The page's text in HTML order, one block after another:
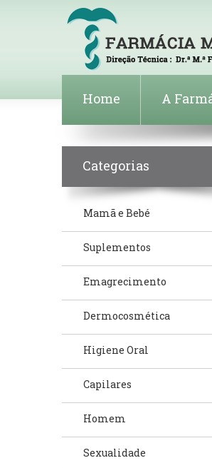
Home A
Categorias
Mamã e Bebé
Suplementos
Emagrecimento
Dermocosmética
Higiene Oral
Capilares
Homem
Sexualidade